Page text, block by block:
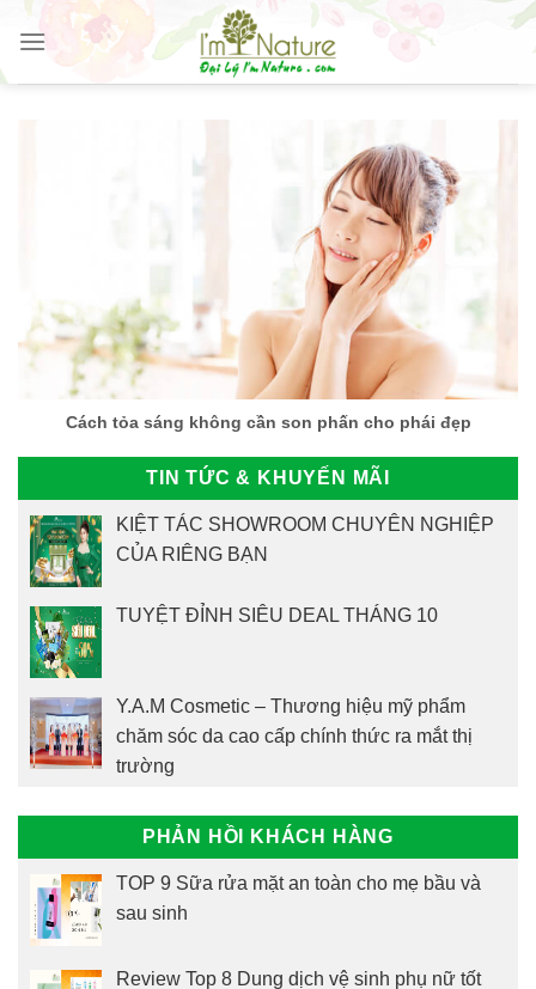
Skip
content
Cách tỏa sáng không cần son phấn cho phái đẹp
TIN TỨC & KHUYẾN MÃI
KIỆT TÁC SHOWROOM CHUYÊN NGHIỆP
CỦA RIÊNG BẠN
TUYỆT ĐỈNH SIÊU DEAL THÁNG 10
Y.A.M Cosmetic – Thương hiệu mỹ phẩm
chăm sóc da cao cấp chính thức ra mắt thị
trường
PHẢN HỒI KHÁCH HÀNG
TOP 9 Sữa rửa mặt an toàn cho mẹ bầu và
sau sinh
Review Top 8 Dung dịch vệ sinh phụ nữ tốt